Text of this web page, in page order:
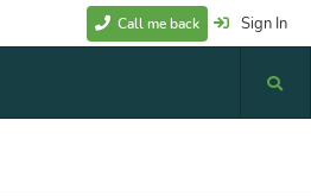
Sign In
Call me back